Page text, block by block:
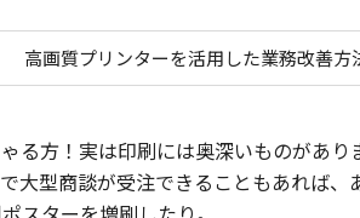
プリントワンダ
高画質プリンターを活用した業務改善方
る方！実は印刷には奥深いものがあ
大型商談が受注できることもあれば